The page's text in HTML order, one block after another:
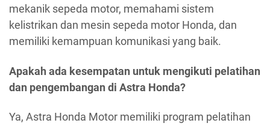
mekanik sepeda motor, memahami sistem
kelistrikan dan mesin sepeda motor Honda, dan
memiliki kemampuan komunikasi yang baik.
Apakah ada kesempatan untuk mengikuti pelatihan
dan pengembangan di Astra Honda?
Ya, Astra Honda Motor memiliki program pelatihan